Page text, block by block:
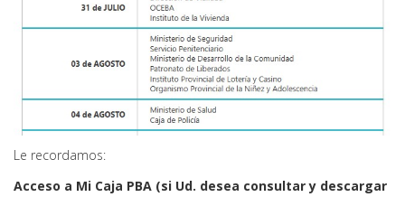
Le recordamos:
Acceso a Mi Caja PBA (si Ud. desea consultar y descargar